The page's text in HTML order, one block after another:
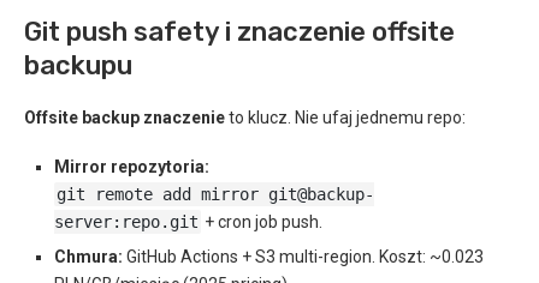
Git push safety i znaczenie offsite
backupu
Offsite backup znaczenieto klucz. Nie ufaj jednemu repo:
Mirror repozytoria:
git remote add mirror git@backup-
server:repo.git + cron job push.
Chmura: GitHub Actions + S3 multi-region. Koszt: ~0.023